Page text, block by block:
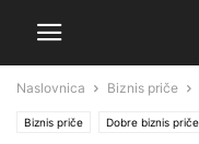
Naslovnica Biznis priče
Biznis priče Dobre biznis priče